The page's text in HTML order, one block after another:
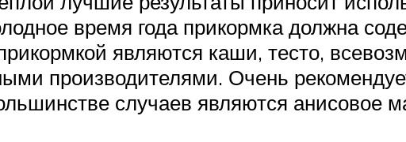
время года прикормка должна
являются каши, тесто,
производителями. Очень
случаев являются анисовое